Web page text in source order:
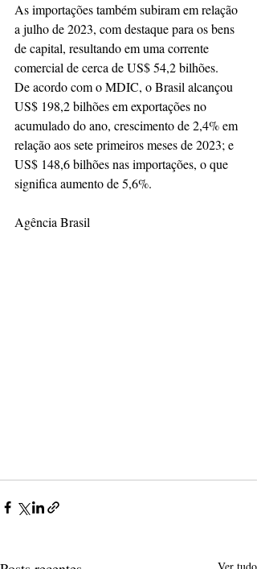
As importações também subiram em relação
a julho de 2023, com destaque para os bens
de capital, resultando em uma corrente
comercial de cerca de US$ 54,2 bilhões.
De acordo com o MDIC, o Brasil alcançou
US$ 198,2 bilhões em exportações no
acumulado do ano, crescimento de 2,4% em
relação aos sete primeiros meses de 2023; e
US$ 148,6 bilhões nas importações, o que
significa aumento de 5,6%.
Agência Brasil